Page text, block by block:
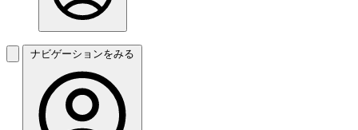
ナビゲーションをみる